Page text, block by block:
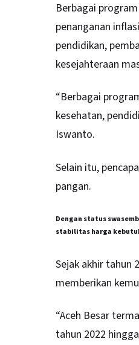
Berbagai
penanganan
pendidikan,
kesejahteraan
“Berbagai
kesehatan,
Iswanto.
Selain itu,
pangan.
Dengan status
stabilitas harga
Sejak akhir tahun
memberikan
“Aceh Besar
tahun 2022